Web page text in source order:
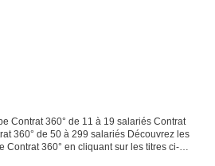
Contrat 360° de 11 à 19 salariés Contrat
360° de 50 à 299 salariés Découvrez les
Contrat 360° en cliquant sur les titres ci-